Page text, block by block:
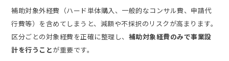
補助対象外経費（ハード単体購入、一般的なコンサル費、申請代
行費等）を含めてしまうと、減額や不採択のリスクが高まります。
区分ごとの対象経費を正確に整理し、 補助対象経費のみで事業設
計を行うことが重要です。